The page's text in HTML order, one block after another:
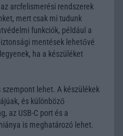
arcfelismerési rendszerek
mert csak mi tudunk
funkciók, például a
mentések lehetővé
ha a készüléket
lehet. A készülékek
és különböző
az USB-C port és a
is meghatározó lehet.